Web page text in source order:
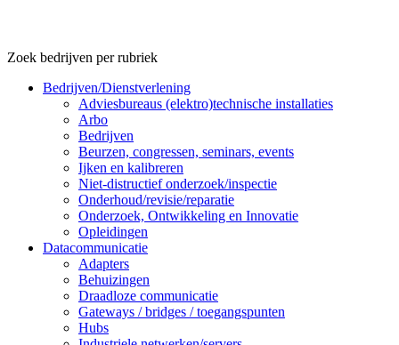
Zoek bedrijven per rubriek
Bedrijven/Dienstverlening
Adviesbureaus (elektro)technische installaties
Arbo
Bedrijven
Beurzen, congressen, seminars, events
Ijken en kalibreren
Niet-distructief onderzoek/inspectie
Onderhoud/revisie/reparatie
Onderzoek, Ontwikkeling en Innovatie
Opleidingen
Datacommunicatie
Adapters
Behuizingen
Draadloze communicatie
Gateways / bridges / toegangspunten
Hubs